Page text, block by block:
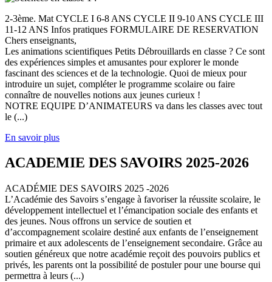
2-3ème. Mat CYCLE I 6-8 ANS CYCLE II 9-10 ANS CYCLE III
11-12 ANS Infos pratiques FORMULAIRE DE RESERVATION
Chers enseignants,
Les animations scientifiques Petits Débrouillards en classe ? Ce sont
des expériences simples et amusantes pour explorer le monde
fascinant des sciences et de la technologie. Quoi de mieux pour
introduire un sujet, compléter le programme scolaire ou faire
connaître de nouvelles notions aux jeunes curieux !
NOTRE EQUIPE D’ANIMATEURS va dans les classes avec tout
le (...)
En savoir plus
ACADEMIE DES SAVOIRS 2025-2026
ACADÉMIE DES SAVOIRS 2025 -2026
L’Académie des Savoirs s’engage à favoriser la réussite scolaire, le
développement intellectuel et l’émancipation sociale des enfants et
des jeunes. Nous offrons un service de soutien et
d’accompagnement scolaire destiné aux enfants de l’enseignement
primaire et aux adolescents de l’enseignement secondaire. Grâce au
soutien généreux que notre académie reçoit des pouvoirs publics et
privés, les parents ont la possibilité de postuler pour une bourse qui
permettra à leurs (...)